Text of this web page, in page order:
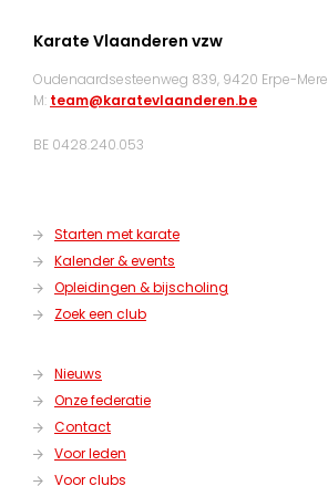
Karate Vlaanderen vzw
Oudenaardsesteenweg 839, 9420 Erpe-Mere
M: team@karatevlaanderen.be
BE 0428.240.053
Starten met karate
Kalender & events
Opleidingen & bijscholing
Zoek een club
Nieuws
Onze federatie
Contact
Voor leden
Voor clubs